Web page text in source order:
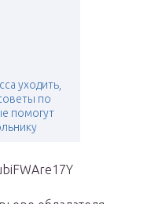
уходить,
по
помогут